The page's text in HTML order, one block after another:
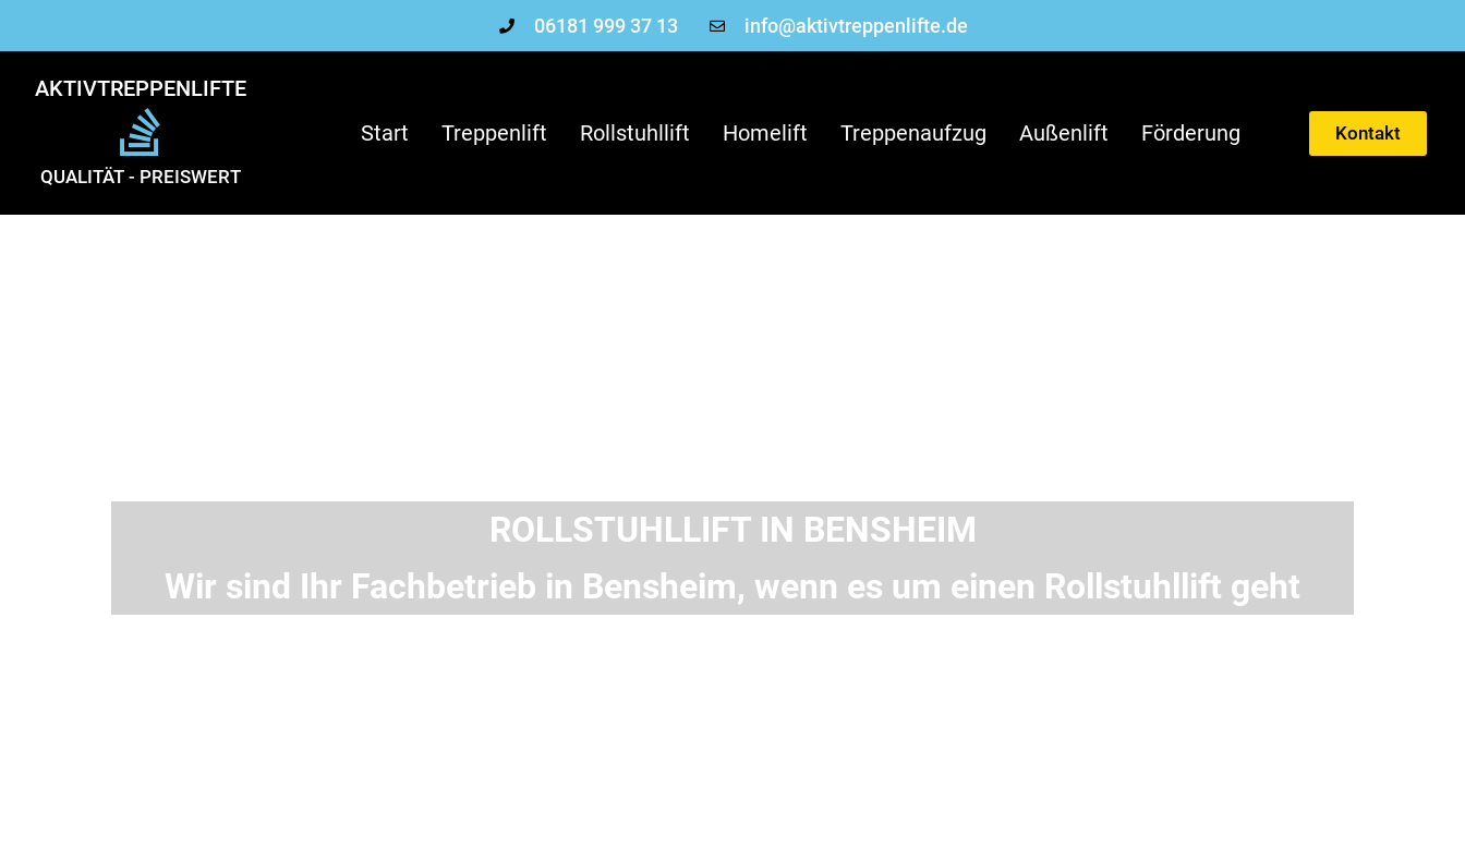
06181 999 37 13 info@aktivtreppenlifte.de
AKTIVTREPPENLIFTE
QUALITÄT - PREISWERT
Start Treppenlift Rollstuhllift Homelift Treppenaufzug Außenlift Förderung Kontakt
ROLLSTUHLLIFT IN BENSHEIM
Wir sind Ihr Fachbetrieb in Bensheim, wenn es um einen Rollstuhllift geht